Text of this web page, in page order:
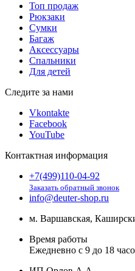
Топ продаж
Рюкзаки
Сумки
Багаж
Аксессуары
Спальники
Для детей
Следите за нами
Vkontakte
Facebook
YouTube
Контактная информация
+7(499)110-04-92
Заказать обратный звонок
info@deuter-shop.ru
м. Варшавская,
Время работы
Ежедневно с 9 до 18